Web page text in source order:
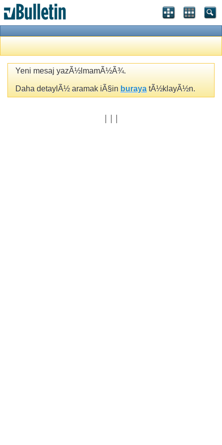
Yeni mesaj yazÃ½lmamÃ½Ã¾.
Daha detaylÃ½ aramak iÃ§in buraya tÃ½klayÃ½n.